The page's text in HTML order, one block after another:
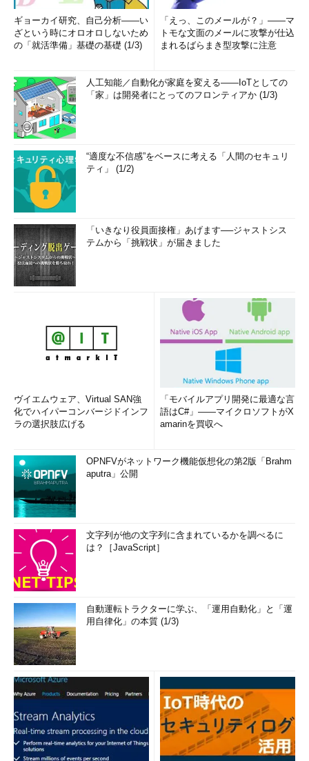
ギョーカイ研究、自己分析――い
ざという時にオロオロしないため
の「就活準備」基礎の基礎 (1/3)
「えっ、このメールが？」――マ
トモな文面のメールに攻撃が仕込
まれるばらまき型攻撃に注意
人工知能／自動化が家庭を変える――IoTとしての
「家」は開発者にとってのフロンティアか (1/3)
“適度な不信感”をベースに考える「人間のセキュリ
ティ」 (1/2)
「いきなり役員面接権」あげます──ジャストシス
テムから「挑戦状」が届きました
ヴイエムウェア、Virtual SAN強
化でハイパーコンバージドインフ
ラの選択肢広げる
「モバイルアプリ開発に最適な言
語はC#」――マイクロソフトがX
amarinを買収へ
OPNFVがネットワーク機能仮想化の第2版「Brahm
aputra」公開
文字列が他の文字列に含まれているかを調べるに
は？［JavaScript］
自動運転トラクターに学ぶ、「運用自動化」と「運
用自律化」の本質 (1/3)